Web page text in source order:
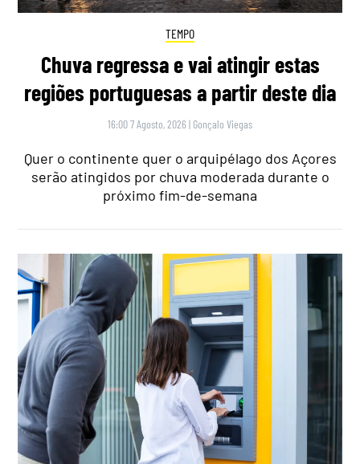
TEMPO
Chuva regressa e vai atingir estas
regiões portuguesas a partir deste dia
16:00 7 Agosto, 2026 | Gonçalo Viegas
Quer o continente quer o arquipélago dos Açores
serão atingidos por chuva moderada durante o
próximo fim-de-semana